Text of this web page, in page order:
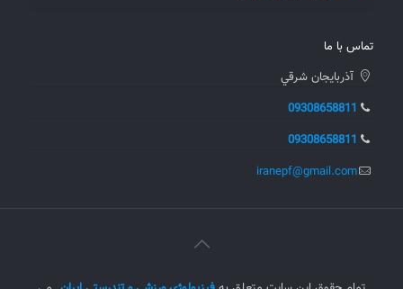
تماس با ما
آذربايجان شرقي
09308658811
09308658811
iranepf@gmail.com